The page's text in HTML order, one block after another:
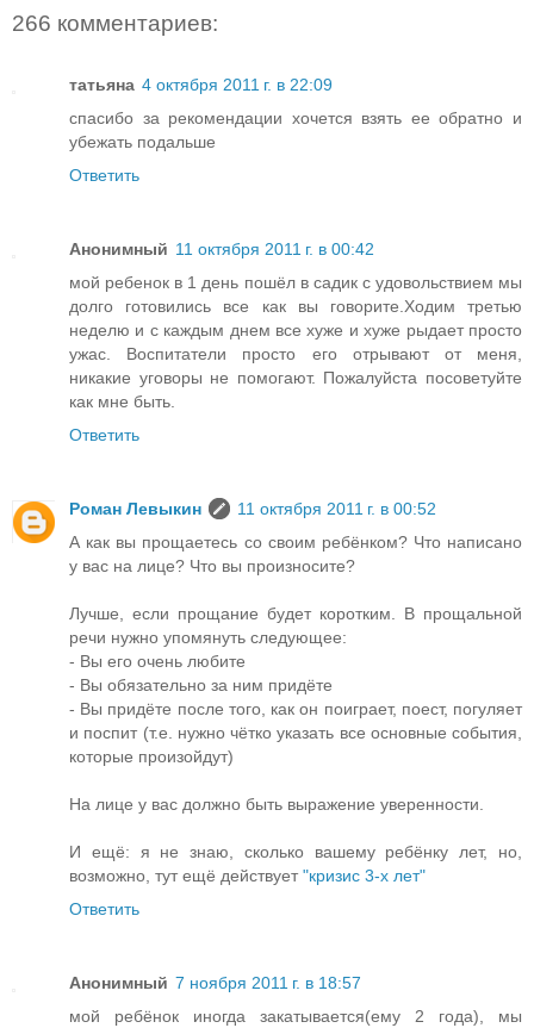
266 комментариев:
татьяна 4 октября 2011 г. в 22:09
спасибо за рекомендации хочется взять ее обратно и
убежать подальше
Ответить
Анонимный 11 октября 2011 г. в 00:42
мой ребенок в 1 день пошёл в садик с удовольствием мы
долго готовились все как вы говорите.Ходим третью
неделю и с каждым днем все хуже и хуже рыдает просто
ужас. Воспитатели просто его отрывают от меня,
никакие уговоры не помогают. Пожалуйста посоветуйте
как мне быть.
Ответить
Роман Левыкин
11 октября 2011 г. в 00:52
А как вы прощаетесь со своим ребёнком? Что написано
у вас на лице? Что вы произносите?
Лучше, если прощание будет коротким. В прощальной
речи нужно упомянуть следующее:
- Вы его очень любите
- Вы обязательно за ним придёте
- Вы придёте после того, как он поиграет, поест, погуляет
и поспит (т.е. нужно чётко указать все основные события,
которые произойдут)
На лице у вас должно быть выражение уверенности.
И ещё: я не знаю, сколько вашему ребёнку лет, но,
возможно, тут ещё действует"кризис 3-х лет"
Ответить
Анонимный 7 ноября 2011 г. в 18:57
мой ребёнок иногда закатывается(ему 2 года), мы